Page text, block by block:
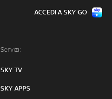
Servizi:
SKY TV
SKY APPS
ACCEDI A SKY GO